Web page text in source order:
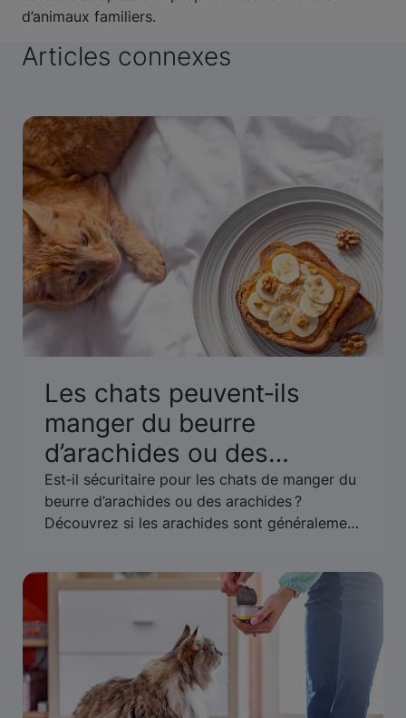
d’animaux familiers.
Articles connexes
Les chats peuvent‑ils
manger du beurre
d’arachides ou des
arachides ? Un guide pour
leur sécurité
Est‑il sécuritaire pour les chats de manger du
beurre d’arachides ou des arachides ?
Découvrez si les arachides sont généralement
xylitol.